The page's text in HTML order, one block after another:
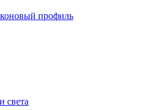
профиль
света